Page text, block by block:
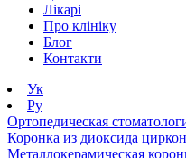
Лікарі
Про клініку
Блог
Контакти
Ук
Ру
Ортопедическая
Коронка из диоксида
Металлокерамическая